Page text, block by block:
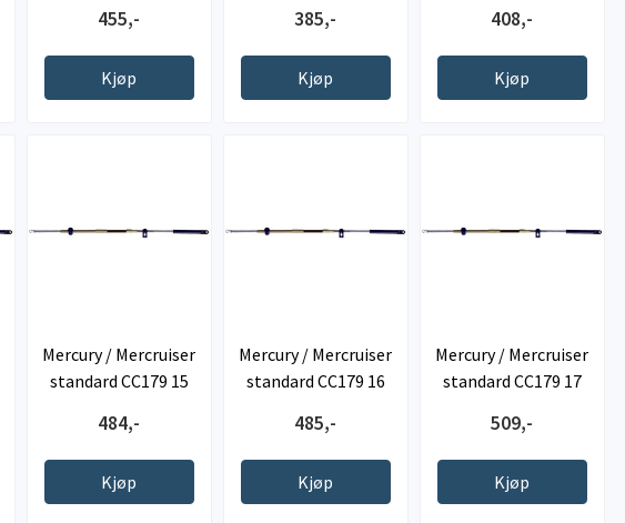
455,-
Kjøp
385,-
Kjøp
408,-
Kjøp
Mercury / Mercruiser
standard CC179 15
484,-
Kjøp
Mercury / Mercruiser
standard CC179 16
485,-
Kjøp
Mercury / Mercruiser
standard CC179 17
509,-
Kjøp